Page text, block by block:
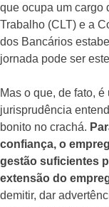
que ocupa um cargo
Trabalho (CLT) e a
dos Bancários
jornada pode ser
Mas o que, de fato,
jurisprudência
bonito no crachá.
confiança, o
gestão suficientes
extensão do
demitir, dar